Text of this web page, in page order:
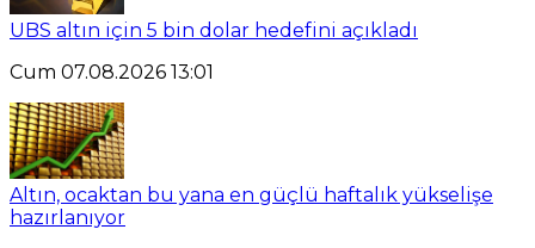
UBS altın için 5 bin dolar hedefini açıkladı
Cum 07.08.2026 13:01
Altın, ocaktan bu yana en güçlü haftalık yükselişe
hazırlanıyor